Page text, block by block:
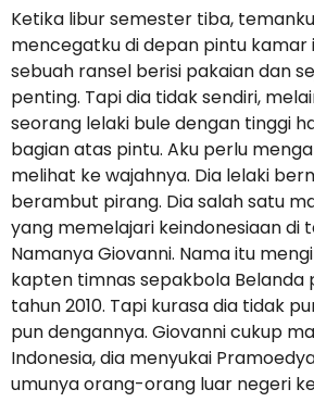
Ketika libur semester tiba,
mencegatku di depan pintu kamar
sebuah ransel berisi pakaian dan
penting. Tapi dia tidak sendiri,
seorang lelaki bule dengan tinggi
bagian atas pintu. Aku perlu
melihat ke wajahnya. Dia lelaki
berambut pirang. Dia salah satu
yang memelajari keindonesiaan di
Namanya Giovanni. Nama itu
kapten timnas sepakbola Belanda
tahun 2010. Tapi kurasa dia tidak
pun dengannya. Giovanni cukup
Indonesia, dia menyukai
umunya orang-orang luar negeri